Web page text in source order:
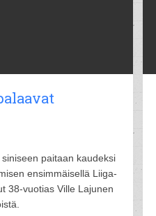
paitaan kaudeksi
ensimmäisellä Liiga-
38-vuotias Ville Lajunen